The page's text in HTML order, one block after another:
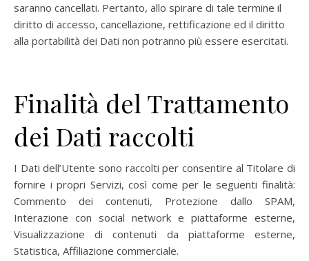
saranno cancellati. Pertanto, allo spirare di tale termine il
diritto di accesso, cancellazione, rettificazione ed il diritto
alla portabilità dei Dati non potranno più essere esercitati.
Finalità del Trattamento
dei Dati raccolti
I Dati dell’Utente sono raccolti per consentire al Titolare di
fornire i propri Servizi, così come per le seguenti finalità:
Commento dei contenuti, Protezione dallo SPAM,
Interazione con social network e piattaforme esterne,
Visualizzazione di contenuti da piattaforme esterne,
Statistica, Affiliazione commerciale.